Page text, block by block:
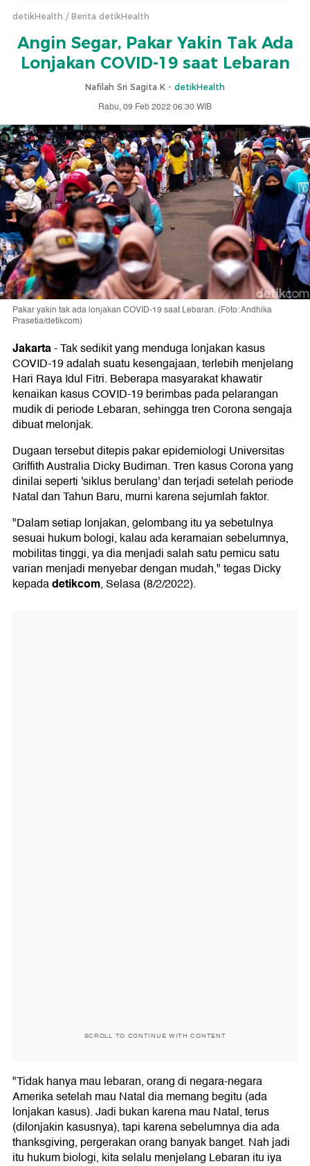
detikHealth Berita detikHealth
Angin Segar, Pakar Yakin Tak Ada
Lonjakan COVID-19 saat Lebaran
Nafilah Sri Sagita K - detikHealth
Rabu, 09 Feb 2022 06:30 WIB
Pakar yakin tak ada lonjakan COVID-19 saat Lebaran. (Foto: Andhika
Prasetia/detikcom)
Jakarta-Tak sedikit yang menduga lonjakan kasus
COVID-19 adalah suatu kesengajaan, terlebih menjelang
Hari Raya Idul Fitri. Beberapa masyarakat khawatir
kenaikan kasus COVID-19 berimbas pada pelarangan
mudik di periode Lebaran, sehingga tren Corona sengaja
dibuat melonjak.
Dugaan tersebut ditepis pakar epidemiologi Universitas
Griffith Australia Dicky Budiman. Tren kasus Corona yang
dinilai seperti 'siklus berulang' dan terjadi setelah periode
Natal dan Tahun Baru, murni karena sejumlah faktor.
"Dalam setiap lonjakan, gelombang itu ya sebetulnya
sesuai hukum bologi, kalau ada keramaian sebelumnya,
mobilitas tinggi, ya dia menjadi salah satu pemicu satu
varian menjadi menyebar dengan mudah," tegas Dicky
kepadadetikcom, Selasa (8/2/2022).
SCROLL TO CONTINUE WITH CONTENT
"Tidak hanya mau lebaran, orang di negara-negara
Amerika setelah mau Natal dia memang begitu (ada
lonjakan kasus). Jadi bukan karena mau Natal, terus
(dilonjakin kasusnya), tapi karena sebelumnya dia ada
thanksgiving, pergerakan orang banyak banget. Nah jadi
itu hukum biologi, kita selalu menjelang Lebaran itu iya